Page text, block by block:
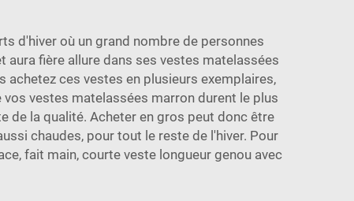
d'hiver où un grand nombre de personnes
aura fière allure dans ses vestes matelassées
ces vestes en plusieurs exemplaires,
vestes matelassées marron durent le plus
de la qualité. Acheter en gros peut donc être
chaudes, pour tout le reste de l'hiver. Pour
fait main, courte veste longueur genou avec